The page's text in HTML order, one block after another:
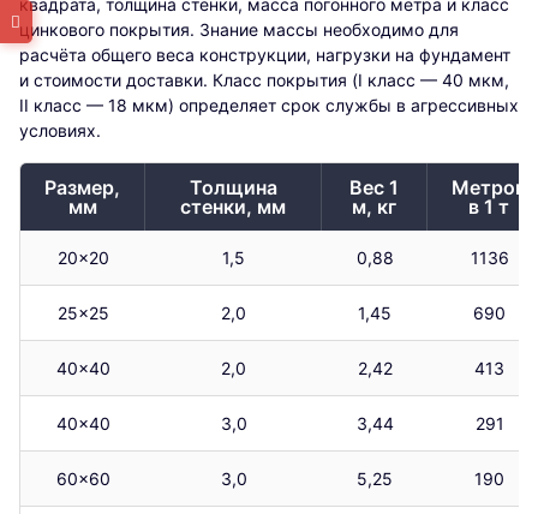
цинкового покрытия. Знание массы необходимо для
расчёта общего веса конструкции, нагрузки на фундамент
и стоимости доставки. Класс покрытия (I класс — 40 мкм,
II класс — 18 мкм) определяет срок службы в агрессивных
условиях.
Размер,
мм
Толщина
стенки, мм
Вес 1
м, кг
Метров
в 1 т
20×20 1,5 0,88 1136
25×25 2,0 1,45 690
40×40 2,0 2,42 413
40×40 3,0 3,44 291
60×60 3,0 5,25 190